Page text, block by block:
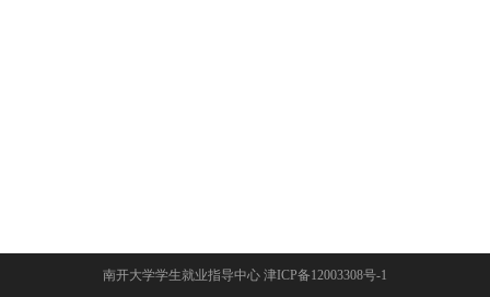
南开大学学生就业指导中心 津ICP备12003308号-1